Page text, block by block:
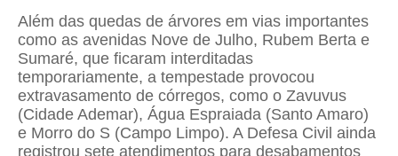
Além das quedas de árvores em vias importantes
como as avenidas Nove de Julho, Rubem Berta e
Sumaré, que ficaram interditadas
temporariamente, a tempestade provocou
extravasamento de córregos, como o Zavuvus
(Cidade Ademar), Água Espraiada (Santo Amaro)
e Morro do S (Campo Limpo). A Defesa Civil ainda
registrou sete atendimentos para desabamentos